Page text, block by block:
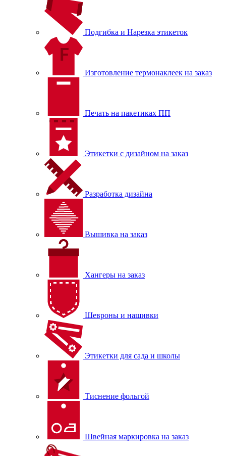
Подгибка и Нарезка этикеток
Изготовление термонаклеек на заказ
Печать на пакетиках ПП
Этикетки с дизайном на заказ
Разработка дизайна
Вышивка на заказ
Хангеры на заказ
Шевроны и нашивки
Этикетки для сада и школы
Тиснение фольгой
Швейная маркировка на заказ